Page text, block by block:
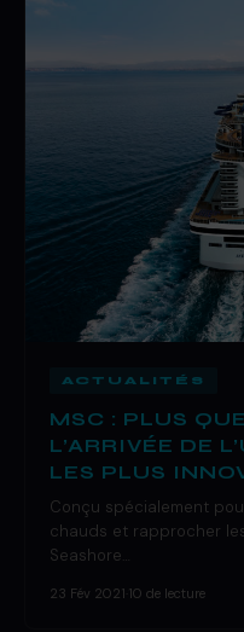
ACTUALITÉS
MSC : PLUS
L’ARRIVÉE DE
LES PLUS
Conçu spécialement
chauds et rapprocher
Seashore…
23 Fév 2021 10 de lecture